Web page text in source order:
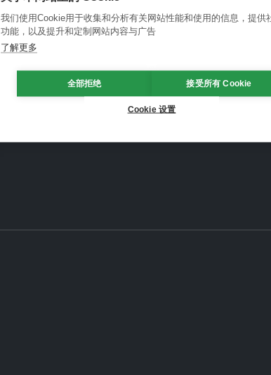
我们使用Cookie用于收集和分析有关网站性能和使用的信息，提供
功能，以及提升和定制网站内容与广告
了解更多
全部拒绝 接受所有 Cookie
Cookie 设置